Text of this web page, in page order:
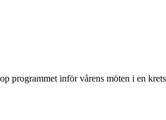
programmet inför vårens möten i en